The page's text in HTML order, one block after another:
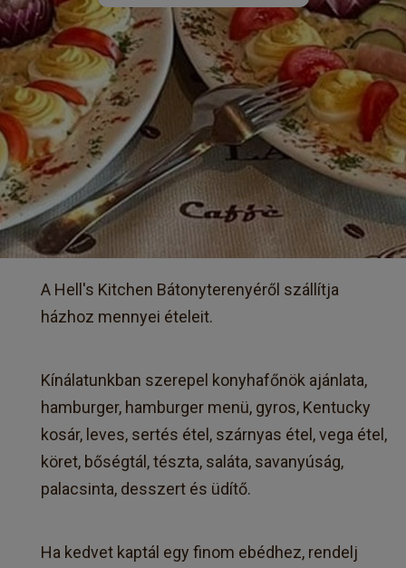
A Hell's Kitchen Bátonyterenyéről szállítja
házhoz mennyei ételeit.
Kínálatunkban szerepel konyhafőnök ajánlata,
hamburger, hamburger menü, gyros, Kentucky
kosár, leves, sertés étel, szárnyas étel, vega étel,
köret, bőségtál, tészta, saláta, savanyúság,
palacsinta, desszert és üdítő.
Ha kedvet kaptál egy finom ebédhez, rendelj